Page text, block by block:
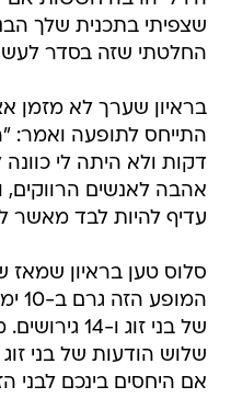
שצפיתי בתכנית שלך
החלטתי שזה בסדר
בראיון שערך לא מזמן
דקות ולא היתה לי
אהבה לאנשים הרווקים,
עדיף להיות לבד מאשר
סלוס טען בראיון שמאז
של בני זוג
שלוש הודעות של בני
אם היחסים בינכם לבני